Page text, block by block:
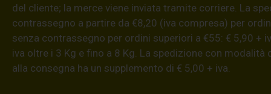
del cliente; la merce viene inviata tramite corriere. La
contrassegno a partire da €8,20 (iva compresa) per
senza contrassegno per ordini superiori a €55: € 5,90 +
iva oltre i 3 Kg e fino a 8 Kg. La spedizione con
alla consegna ha un supplemento di € 5,00 + iva.